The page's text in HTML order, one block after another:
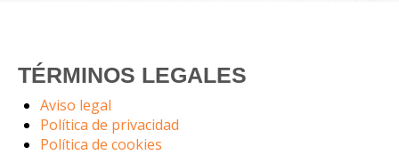
TÉRMINOS LEGALES
Aviso legal
Política de privacidad
Política de cookies